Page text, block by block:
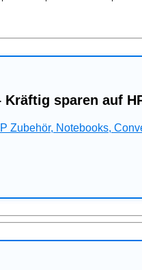
Kräftig sparen auf
Zubehör, Notebooks,